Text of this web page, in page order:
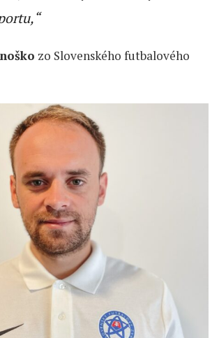
zo Slovenského futbalového